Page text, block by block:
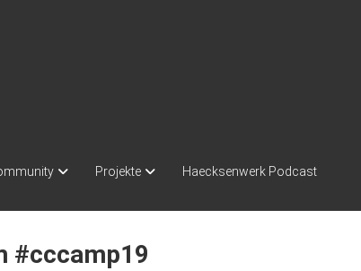
Projekte Haecksenwerk Podcast
#cccamp19